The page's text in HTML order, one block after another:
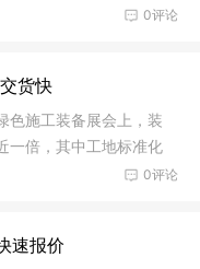
0评论
货快
色施工装备展会上，装
一倍，其中工地标准化
0评论
速报价